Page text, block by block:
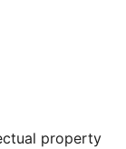
property